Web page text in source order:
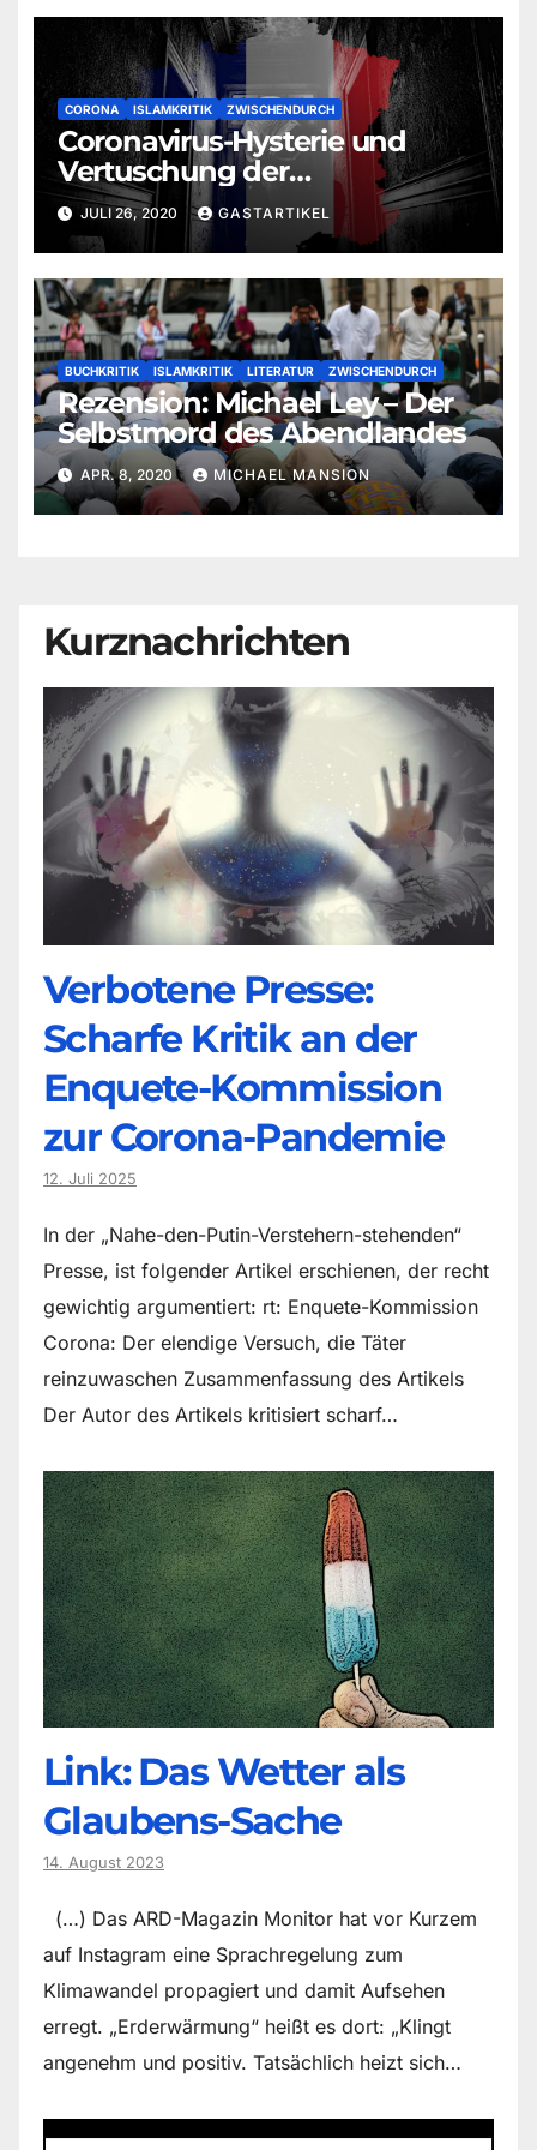
CORONA ISLAMKRITIK ZWISCHENDURCH
Coronavirus-Hysterie und
Vertuschung der
Islamisierung Frankreichs
JULI 26, 2020 GASTARTIKEL
BUCHKRITIK ISLAMKRITIK LITERATUR ZWISCHENDURCH
Rezension: Michael Ley – Der
Selbstmord des Abendlandes
APR. 8, 2020 MICHAEL MANSION
Kurznachrichten
Verbotene Presse:
Scharfe Kritik an der
Enquete-Kommission
zur Corona-Pandemie
12. Juli 2025
In der „Nahe-den-Putin-Verstehern-stehenden“
Presse, ist folgender Artikel erschienen, der recht
gewichtig argumentiert: rt: Enquete-Kommission
Corona: Der elendige Versuch, die Täter
reinzuwaschen Zusammenfassung des Artikels
Der Autor des Artikels kritisiert scharf…
Link: Das Wetter als
Glaubens-Sache
14. August 2023
(…) Das ARD-Magazin Monitor hat vor Kurzem
auf Instagram eine Sprachregelung zum
Klimawandel propagiert und damit Aufsehen
erregt. „Erderwärmung“ heißt es dort: „Klingt
angenehm und positiv. Tatsächlich heizt sich…